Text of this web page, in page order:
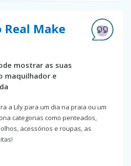
Real Make
mostrar as suas
maquilhador e
a Lily para um dia na praia ou um
categorias como penteados,
acessórios e roupas, as